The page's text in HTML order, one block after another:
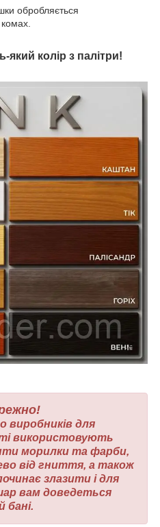
обробляється
комах.
колір з палітри!
виробників для
використовують
морилки та фарби,
від гниття, а також
злазити і для
вам доведеться
бані.